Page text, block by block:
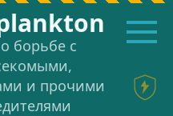
борьбе с
и прочими